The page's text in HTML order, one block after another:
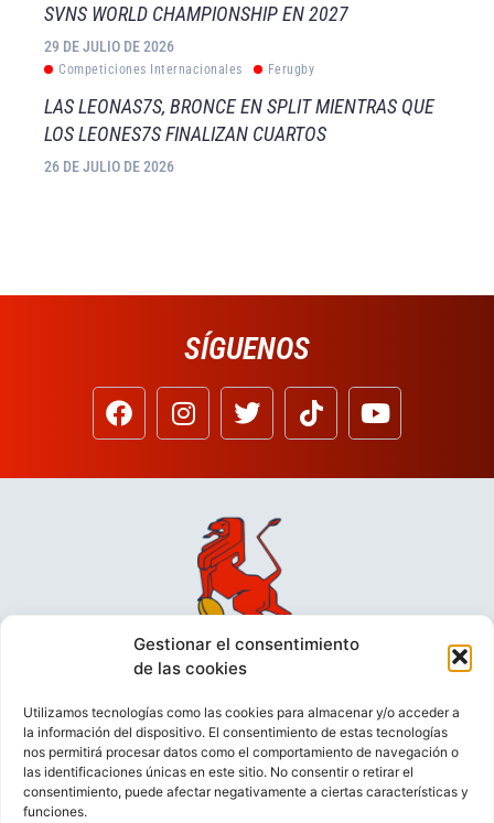
Gestionar el consentimiento
de las cookies
Utilizamos tecnologías como las cookies para almacenar y/o acceder a
la información del dispositivo. El consentimiento de estas tecnologías
nos permitirá procesar datos como el comportamiento de navegación o
las identificaciones únicas en este sitio. No consentir o retirar el
consentimiento, puede afectar negativamente a ciertas características y
funciones.
SVNS WORLD CHAMPIONSHIP EN 2027
29 DE JULIO DE 2026
Competiciones Internacionales Ferugby
LAS LEONAS7S, BRONCE EN SPLIT MIENTRAS QUE
LOS LEONES7S FINALIZAN CUARTOS
26 DE JULIO DE 2026
SÍGUENOS